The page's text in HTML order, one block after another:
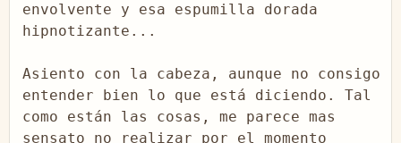
envolvente y esa espumilla dorada
hipnotizante...
Asiento con la cabeza, aunque no consigo
entender bien lo que está diciendo. Tal
como están las cosas, me parece mas
sensato no realizar por el momento